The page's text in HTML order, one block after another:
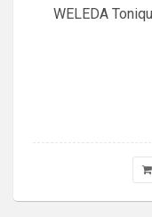
WELEDA